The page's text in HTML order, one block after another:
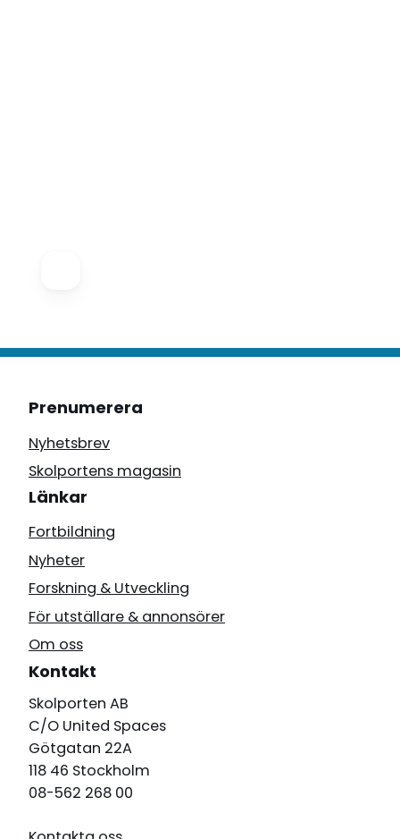
Prenumerera
Nyhetsbrev
Skolportens magasin
Länkar
Fortbildning
Nyheter
Forskning & Utveckling
För utställare & annonsörer
Om oss
Kontakt
Skolporten AB
C/O United Spaces
Götgatan 22A
118 46 Stockholm
08-562 268 00